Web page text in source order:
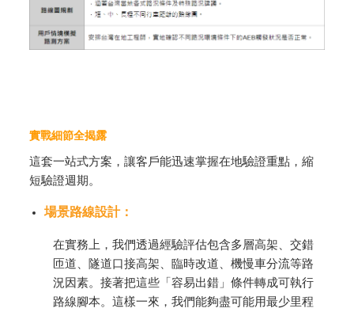
實戰細節全揭露
這套一站式方案，讓客戶能迅速掌握在地驗證重點，縮
短驗證週期。
場景路線設計：
在實務上，我們透過經驗評估包含多層高架、交錯
匝道、隧道口接高架、臨時改道、機慢車分流等路
況因素。接著把這些「容易出錯」條件轉成可執行
路線腳本。這樣一來，我們能夠盡可能用最少里程